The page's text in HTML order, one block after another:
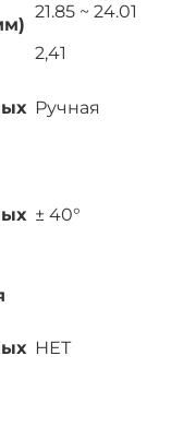
21.85 ~ 24.01
2,41
Ручная
± 40°
НЕТ